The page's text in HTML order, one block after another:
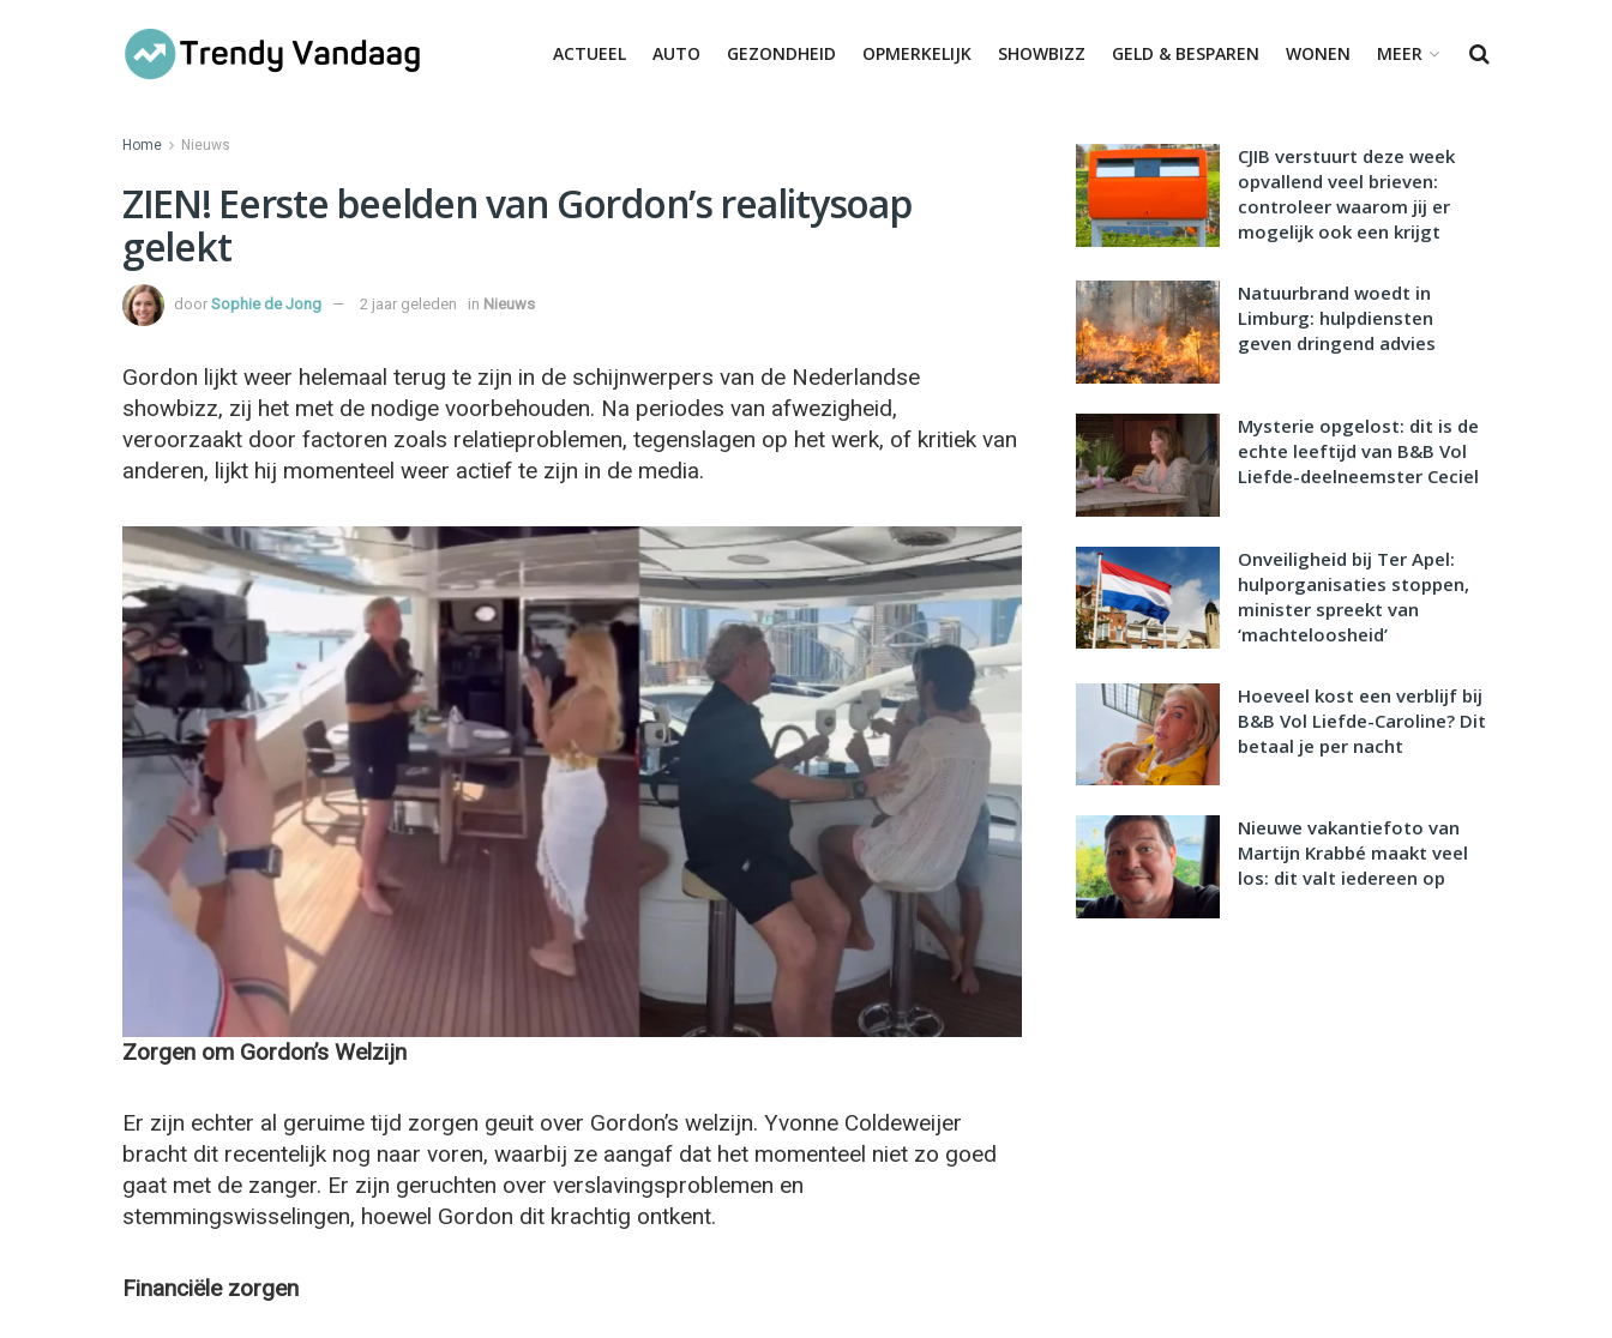
ACTUEEL AUTO GEZONDHEID OPMERKELIJK SHOWBIZZ GELD & BESPAREN WONEN MEER
Home Nieuws
ZIEN! Eerste beelden van Gordon’s realitysoap
gelekt
door Sophie de Jong 2 jaar geleden in Nieuws
Gordon lijkt weer helemaal terug te zijn in de schijnwerpers van de Nederlandse
showbizz, zij het met de nodige voorbehouden. Na periodes van afwezigheid,
veroorzaakt door factoren zoals relatieproblemen, tegenslagen op het werk, of kritiek van
anderen, lijkt hij momenteel weer actief te zijn in de media.
Zorgen om Gordon’s Welzijn
Er zijn echter al geruime tijd zorgen geuit over Gordon’s welzijn. Yvonne Coldeweijer
bracht dit recentelijk nog naar voren, waarbij ze aangaf dat het momenteel niet zo goed
gaat met de zanger. Er zijn geruchten over verslavingsproblemen en
stemmingswisselingen, hoewel Gordon dit krachtig ontkent.
Financiële zorgen
CJIB verstuurt deze week
opvallend veel brieven:
controleer waarom jij er
mogelijk ook een krijgt
Natuurbrand woedt in
Limburg: hulpdiensten
geven dringend advies
Mysterie opgelost: dit is de
echte leeftijd van B&B Vol
Liefde-deelneemster Ceciel
Onveiligheid bij Ter Apel:
hulporganisaties stoppen,
minister spreekt van
‘machteloosheid’
Hoeveel kost een verblijf bij
B&B Vol Liefde-Caroline? Dit
betaal je per nacht
Nieuwe vakantiefoto van
Martijn Krabbé maakt veel
los: dit valt iedereen op